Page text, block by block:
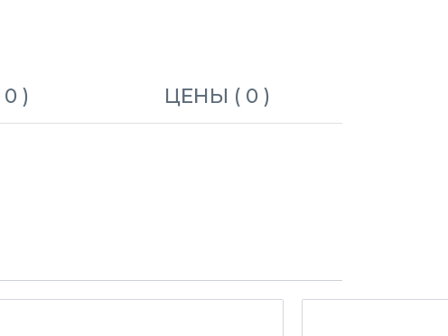
0 ) ЦЕНЫ ( 0 )